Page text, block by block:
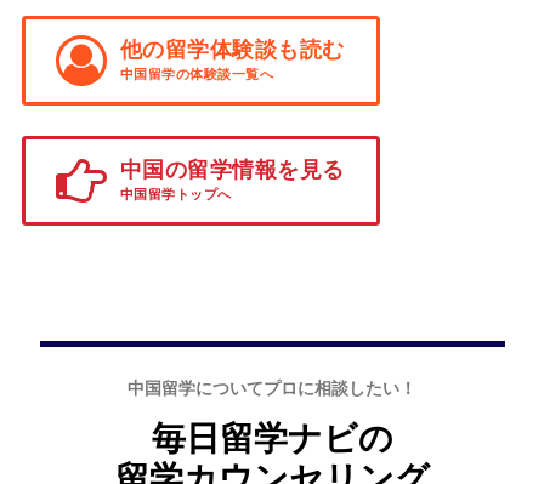
他の留学体験談も読む
中国留学の体験談一覧へ
中国の留学情報を見る
中国留学トップへ
中国留学についてプロに相談したい！
毎日留学ナビの